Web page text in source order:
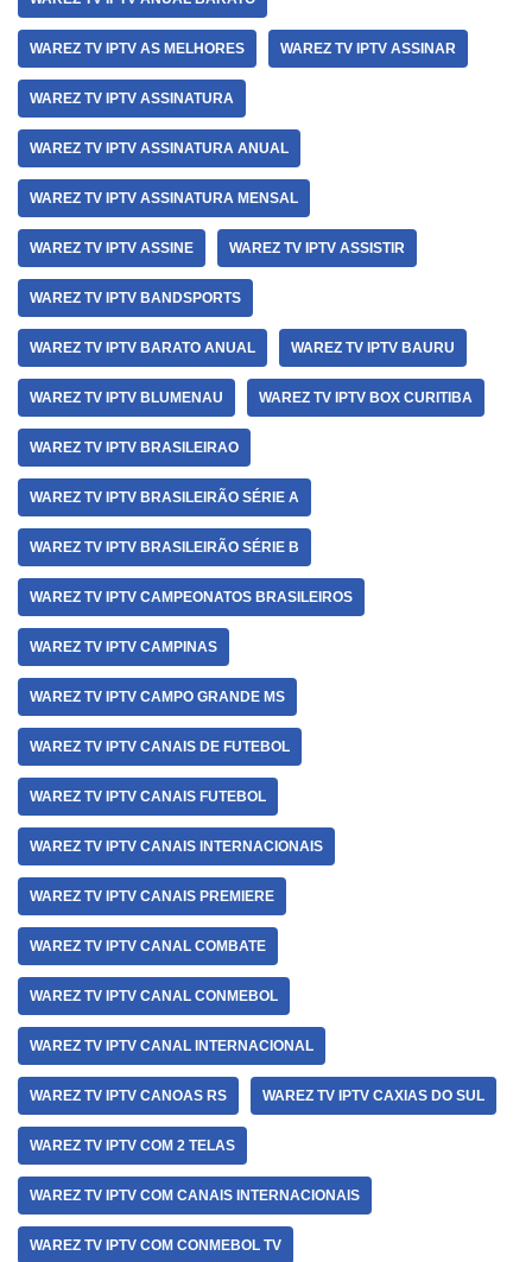
WAREZ TV IPTV AS MELHORES WAREZ TV IPTV ASSINAR
WAREZ TV IPTV ASSINATURA
WAREZ TV IPTV ASSINATURA ANUAL
WAREZ TV IPTV ASSINATURA MENSAL
WAREZ TV IPTV ASSINE WAREZ TV IPTV ASSISTIR
WAREZ TV IPTV BANDSPORTS
WAREZ TV IPTV BARATO ANUAL WAREZ TV IPTV BAURU
WAREZ TV IPTV BLUMENAU WAREZ TV IPTV BOX CURITIBA
WAREZ TV IPTV BRASILEIRAO
WAREZ TV IPTV BRASILEIRÃO SÉRIE A
WAREZ TV IPTV BRASILEIRÃO SÉRIE B
WAREZ TV IPTV CAMPEONATOS BRASILEIROS
WAREZ TV IPTV CAMPINAS
WAREZ TV IPTV CAMPO GRANDE MS
WAREZ TV IPTV CANAIS DE FUTEBOL
WAREZ TV IPTV CANAIS FUTEBOL
WAREZ TV IPTV CANAIS INTERNACIONAIS
WAREZ TV IPTV CANAIS PREMIERE
WAREZ TV IPTV CANAL COMBATE
WAREZ TV IPTV CANAL CONMEBOL
WAREZ TV IPTV CANAL INTERNACIONAL
WAREZ TV IPTV CANOAS RS WAREZ TV IPTV CAXIAS DO SUL
WAREZ TV IPTV COM 2 TELAS
WAREZ TV IPTV COM CANAIS INTERNACIONAIS
WAREZ TV IPTV COM CONMEBOL TV